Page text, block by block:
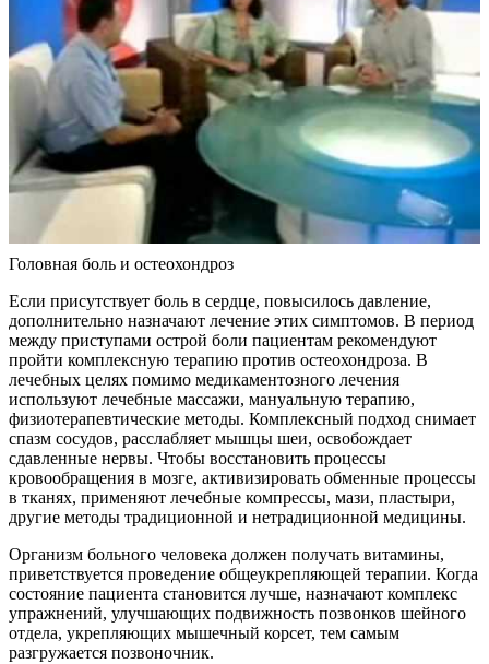
Головная боль и остеохондроз
Если присутствует боль в сердце, повысилось давление,
дополнительно назначают лечение этих симптомов. В период
между приступами острой боли пациентам рекомендуют
пройти комплексную терапию против остеохондроза. В
лечебных целях помимо медикаментозного лечения
используют лечебные массажи, мануальную терапию,
физиотерапевтические методы. Комплексный подход снимает
спазм сосудов, расслабляет мышцы шеи, освобождает
сдавленные нервы. Чтобы восстановить процессы
кровообращения в мозге, активизировать обменные процессы
в тканях, применяют лечебные компрессы, мази, пластыри,
другие методы традиционной и нетрадиционной медицины.
Организм больного человека должен получать витамины,
приветствуется проведение общеукрепляющей терапии. Когда
состояние пациента становится лучше, назначают комплекс
упражнений, улучшающих подвижность позвонков шейного
отдела, укрепляющих мышечный корсет, тем самым
разгружается позвоночник.